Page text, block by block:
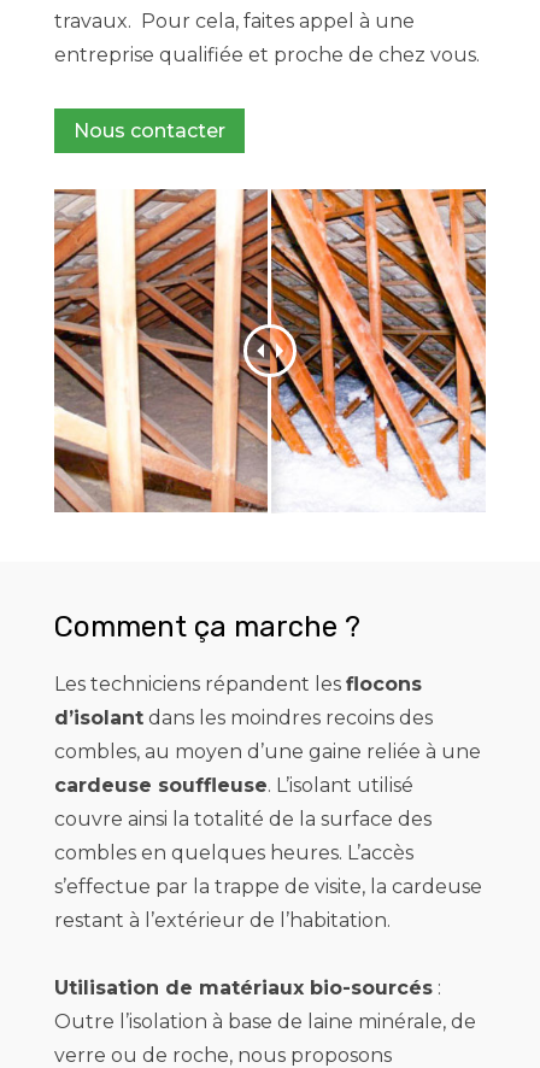
travaux. Pour cela, faites appel à une
entreprise qualifiée et proche de chez vous.
Nous contacter
Comment ça marche ?
Les techniciens répandent les flocons
d’isolantdans les moindres recoins des
combles, au moyen d’une gaine reliée à une
cardeuse souffleuse. L’isolant utilisé
couvre ainsi la totalité de la surface des
combles en quelques heures. L’accès
s’effectue par la trappe de visite, la cardeuse
restant à l’extérieur de l’habitation.
Utilisation de matériaux bio-sourcés:
Outre l’isolation à base de laine minérale, de
verre ou de roche, nous proposons